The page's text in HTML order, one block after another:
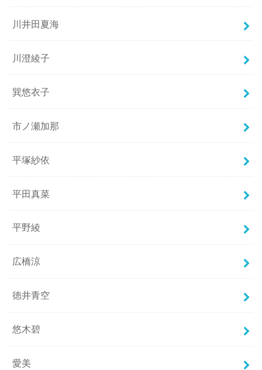
川井田夏海
川澄綾子
巽悠衣子
市ノ瀬加那
平塚紗依
平田真菜
平野綾
広橋涼
徳井青空
悠木碧
愛美